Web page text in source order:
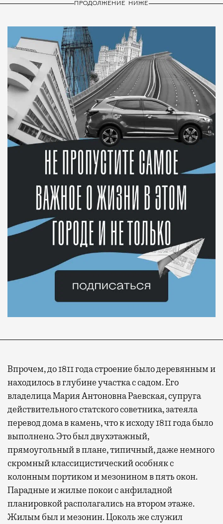
ПРОДОЛЖЕНИЕ НИЖЕ
Впрочем, до 1811 года строение было деревянным и
находилось в глубине участка с садом. Его
владелица Мария Антоновна Раевская, супруга
действительного статского советника, затеяла
перевод дома в камень, что к исходу 1811 года было
выполнено. Это был двухэтажный,
прямоугольный в плане, типичный, даже немного
скромный классицистический особняк с
колонным портиком и мезонином в пять окон.
Парадные и жилые покои с анфиладной
планировкой располагались на втором этаже.
Жилым был и мезонин. Цоколь же служил